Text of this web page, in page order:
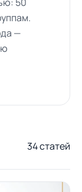
—
34 статей